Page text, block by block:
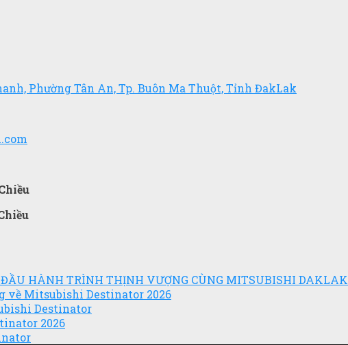
Phường Tân An, Tp. Buôn Ma Thuột, Tỉnh ĐakLak
HÀNH TRÌNH THỊNH VƯỢNG CÙNG MITSUBISHI DAKLAK
về Mitsubishi Destinator 2026
Destinator
2026